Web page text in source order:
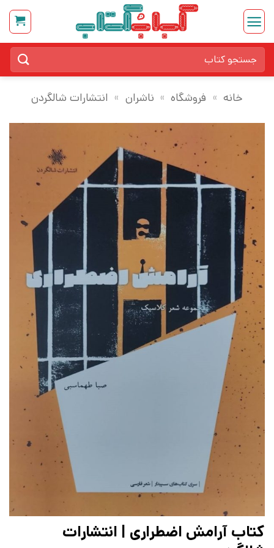
Skip
content
برای:
خانه » فروشگاه » ناشران » انتشارات شالگردن
کتاب آرامش اضطراری | انتشارات